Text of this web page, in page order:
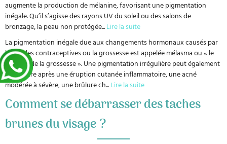
augmente la production de mélanine, favorisant une pigmentation
inégale. Qu’il s’agisse des rayons UV du soleil ou des salons de
bronzage, la peau non protégée...Lire la suite
La pigmentation inégale due aux changements hormonaux causés par
les pilules contraceptives ou la grossesse est appelée mélasma ou « le
masque de la grossesse ». Une pigmentation irrégulière peut également
apparaître après une éruption cutanée inflammatoire, une acné
modérée à sévère, une brûlure ch...Lire la suite
Comment se débarrasser des taches
brunes du visage ?